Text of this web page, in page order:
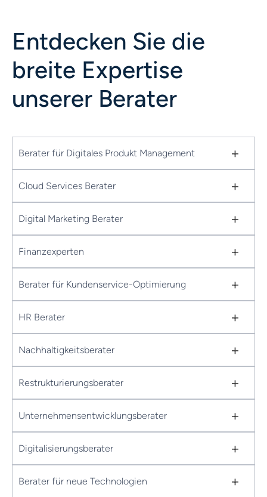
Entdecken Sie die
breite Expertise
unserer Berater
Berater für Digitales Produkt Management +
Cloud Services Berater +
Digital Marketing Berater +
Finanzexperten +
Berater für Kundenservice-Optimierung +
HR Berater +
Nachhaltigkeitsberater +
Restrukturierungsberater +
Unternehmensentwicklungsberater +
Digitalisierungsberater +
Berater für neue Technologien +